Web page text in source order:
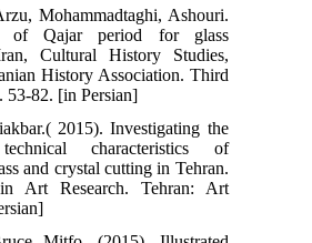
Arzu, Mohammadtaghi, Ashouri.
Efforts of Qajar period for glass
in Iran, Cultural History Studies,
of the Iranian History Association. Third
12, Pp. 53-82. [in Persian]
Aliakbar.( 2015). Investigating the
and technical characteristics of
glass and crystal cutting in Tehran.
Thesis in Art Research. Tehran: Art
[in Persian]